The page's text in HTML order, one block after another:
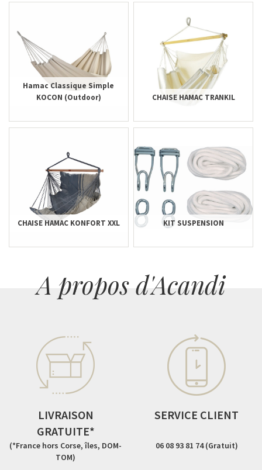
Hamac Classique Simple
KOCON (Outdoor)
CHAISE HAMAC TRANKIL
CHAISE HAMAC KONFORT XXL KIT SUSPENSION
A propos d'Acandi
LIVRAISON
GRATUITE*
(*France hors Corse, îles, DOM-
TOM)
SERVICE CLIENT
06 08 93 81 74 (Gratuit)